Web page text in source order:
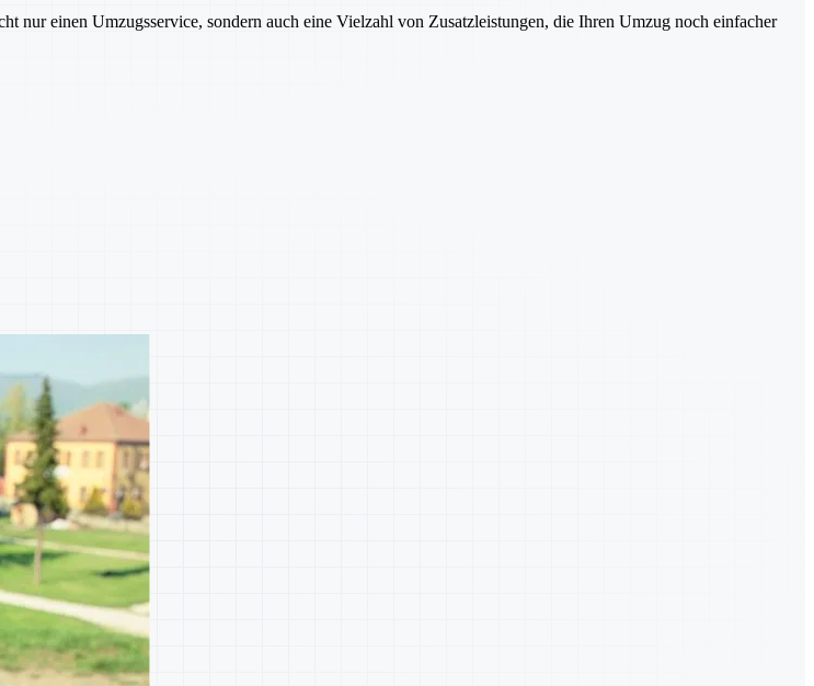
nur einen Umzugsservice, sondern auch eine Vielzahl von Zusatzleistungen, die Ihren Umzug noch einfacher